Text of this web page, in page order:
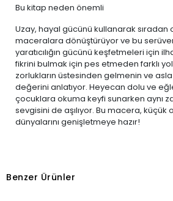
Bu kitap neden önemli
Uzay, hayal gücünü kullanarak sıradan
maceralara dönüştürüyor ve bu
yaratıcılığın gücünü keşfetmeleri için
fikrini bulmak için pes etmeden farklı
zorlukların üstesinden gelmenin ve
değerini anlatıyor. Heyecan dolu ve
çocuklara okuma keyfi sunarken aynı
sevgisini de aşılıyor. Bu macera, küçük
dünyalarını genişletmeye hazır!
Benzer Ürünler